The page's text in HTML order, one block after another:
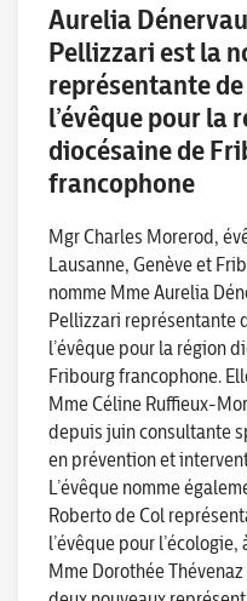
Aurelia
Pellizzari est la
représentante de
l’évêque pour la
diocésaine de
francophone
Mgr Charles Morerod,
Lausanne, Genève et
nomme Mme Aurelia
Pellizzari représentante
l’évêque pour la région
Fribourg francophone.
Mme Céline Ruffieux-
depuis juin consultante
en prévention et
L’évêque nomme
Roberto de Col
l’évêque pour
Mme Dorothée Thévenaz